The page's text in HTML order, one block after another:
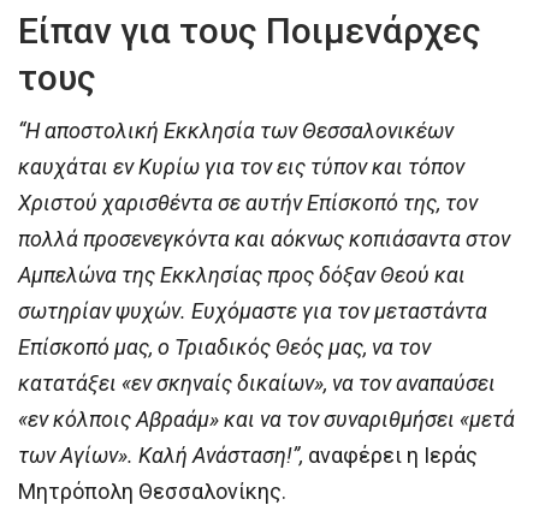
Είπαν για τους Ποιμενάρχες
τους
“Η αποστολική Εκκλησία των Θεσσαλονικέων
καυχάται εν Κυρίω για τον εις τύπον και τόπον
Χριστού χαρισθέντα σε αυτήν Επίσκοπό της, τον
πολλά προσενεγκόντα και αόκνως κοπιάσαντα στον
Αμπελώνα της Εκκλησίας προς δόξαν Θεού και
σωτηρίαν ψυχών. Ευχόμαστε για τον μεταστάντα
Επίσκοπό μας, ο Τριαδικός Θεός μας, να τον
κατατάξει «εν σκηναίς δικαίων», να τον αναπαύσει
«εν κόλποις Αβραάμ» και να τον συναριθμήσει «μετά
των Αγίων». Καλή Ανάσταση!”, αναφέρει η Ιεράς
Μητρόπολη Θεσσαλονίκης.